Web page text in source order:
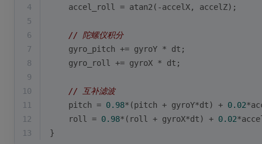
4
    accel_roll =
atan2 (-accelX, accelZ);
5
6
// 陀螺仪积分
7
    gyro_pitch += gyroY * dt;
8
    gyro_roll += gyroX * dt;
9
10
// 互补滤波
11
    pitch =
0.98*(pitch + gyroY*dt) + 0.02
12
    roll =
0.98*(roll + gyroX*dt) + 0.02
13
}